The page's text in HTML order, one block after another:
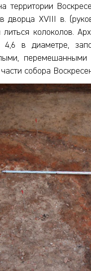
территории
дворца XVIII в.
колоколов.
в диаметре,
перемешанными
собора